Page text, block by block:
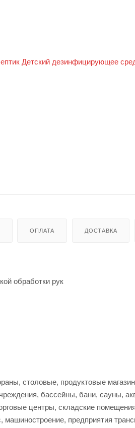
ОПЛАТА ДОСТАВКА
обработки рук
столовые, продуктовые
бассейны, бани, сауны,
центры, складские
предприятия